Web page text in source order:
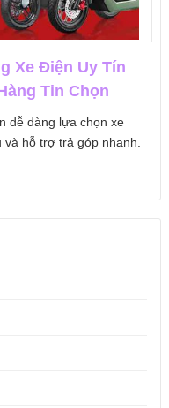
Xe Điện Uy Tín
Tin Chọn
dễ dàng lựa chọn xe
và hỗ trợ trả góp nhanh.